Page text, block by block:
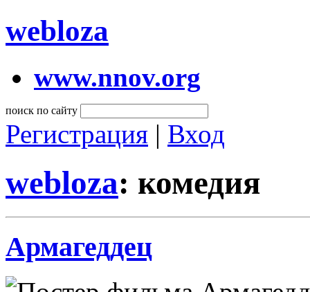
webloza
www.nnov.org
поиск по сайту
Регистрация | Вход
webloza: комедия
Армагеддец